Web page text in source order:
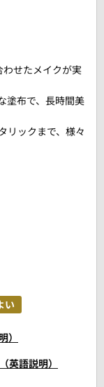
せたメイクが実
塗布で、長時間美
リックまで、様々
い
）
語説明）